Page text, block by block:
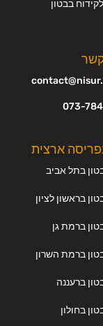
בבטון
073-
ארצית
בתל אביב
בראשון לציון
ברמת גן
ברמת השרון
ברעננה
בחולון